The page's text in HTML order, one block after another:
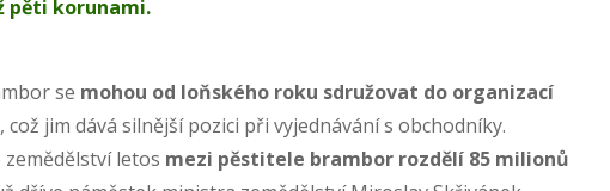
pěti korunami.
se mohou od loňského roku sdružovat do organizací
, což jim dává silnější pozici při vyjednávání s obchodníky.
letos mezi pěstitele brambor rozdělí 85 milionů